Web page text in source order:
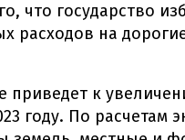
что государство
расходов на
приведет к
году. По расчетам